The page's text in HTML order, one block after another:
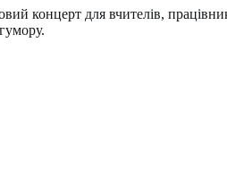
концерт для вчителів,